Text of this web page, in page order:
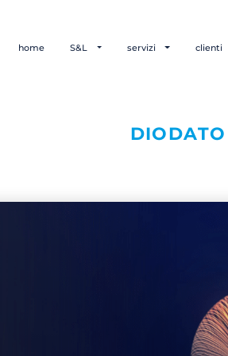
home S&L servizi clienti
DIODATO